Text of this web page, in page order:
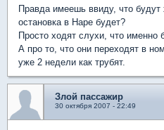
Правда имеешь ввиду, что
остановка в Наре будет?
Просто ходят слухи, что именно
А про то, что они переходят в
уже 2 недели как трубят.
Злой пассажир
30 октября 2007 - 22:49